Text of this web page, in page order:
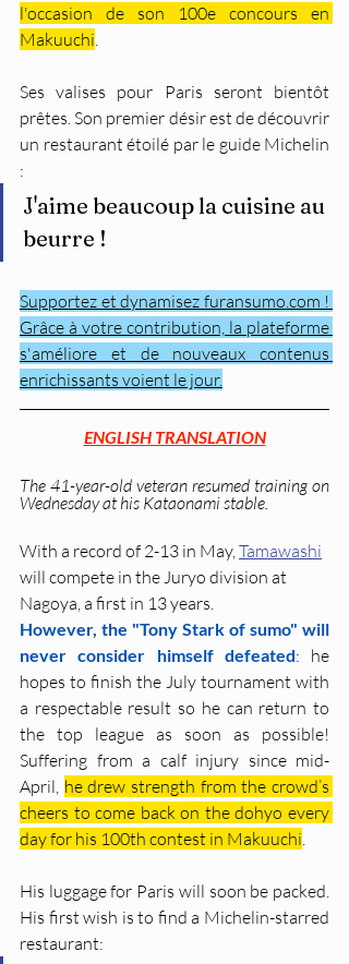
l'occasion de son 100e concours en
Makuuchi.
Ses valises pour Paris seront bientôt
prêtes. Son premier désir est de découvrir
un restaurant étoilé par le guide Michelin
:
J'aime beaucoup la cuisine au
beurre !
Supportez et dynamisez furansumo.com !
Grâce à votre contribution, la plateforme
s'améliore et de nouveaux contenus
enrichissants voient le jour.
ENGLISH TRANSLATION
The 41-year-old veteran resumed training on
Wednesday at his Kataonami stable.
With a record of 2-13 in May, Tamawashi
will compete in the Juryo division at
Nagoya, a first in 13 years.
However, the "Tony Stark of sumo" will
never consider himself defeated: he
hopes to finish the July tournament with
a respectable result so he can return to
the top league as soon as possible!
Suffering from a calf injury since mid-
April, he drew strength from the crowd’s
cheers to come back on the dohyo every
day for his 100th contest in Makuuchi.
His luggage for Paris will soon be packed.
His first wish is to find a Michelin-starred
restaurant: